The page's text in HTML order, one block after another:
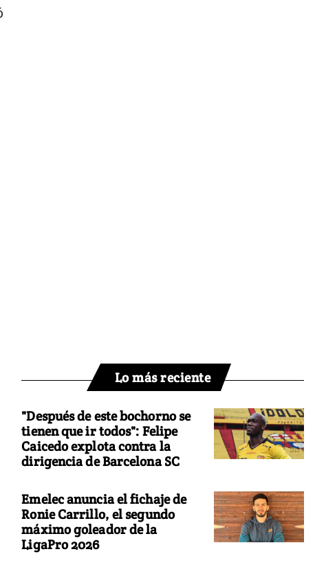
Lo más reciente
"Después de este bochorno se
tienen que ir todos": Felipe
Caicedo explota contra la
dirigencia de Barcelona SC
Emelec anuncia el fichaje de
Ronie Carrillo, el segundo
máximo goleador de la
LigaPro 2026